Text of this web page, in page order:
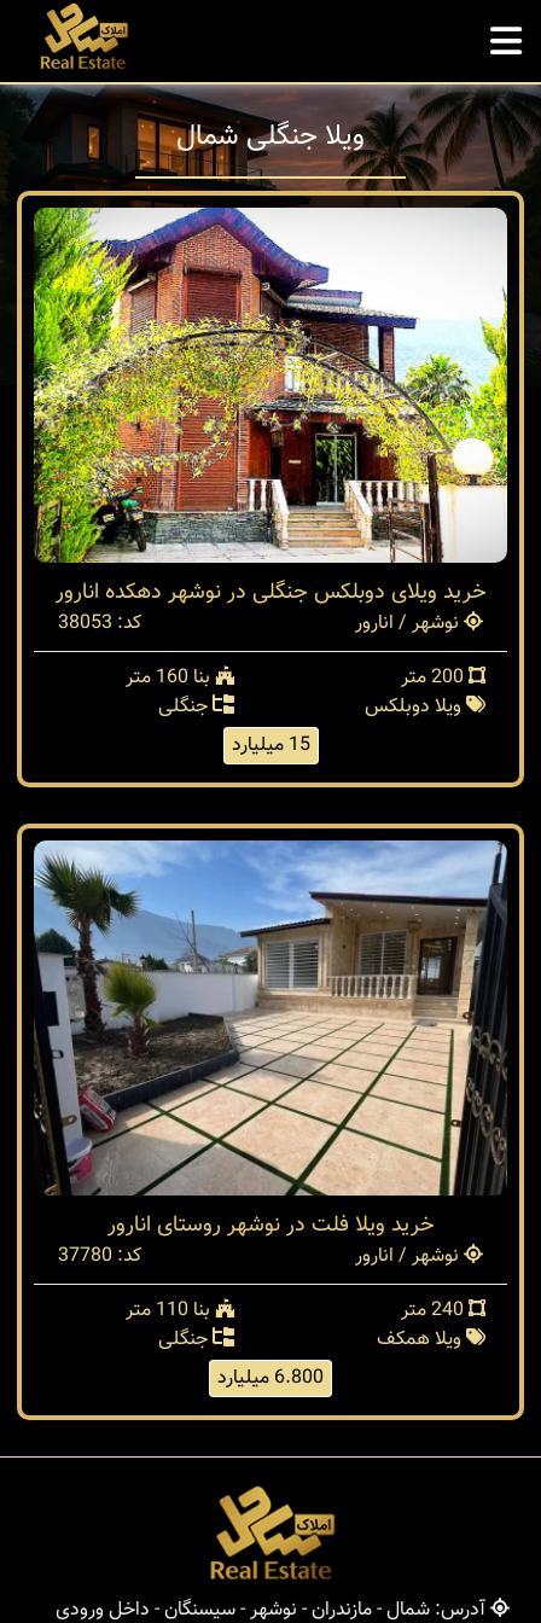
ویلا جنگلی شمال
خرید ویلای دوبلکس جنگلی در نوشهر دهکده انارور
نوشهر / انارور
کد: 38053
بنا 160 متر
ویلا دوبلکس
جنگلی
15 میلیارد
خرید ویلا فلت در نوشهر روستای انارور
نوشهر / انارور
کد: 37780
بنا 110 متر
ویلا همکف
جنگلی
6.800 میلیارد
آدرس: شمال - مازندران - نوشهر - سیسنگان - داخل ورودی